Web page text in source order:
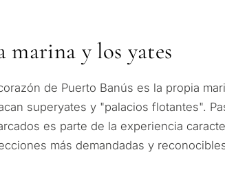
marina y los yates
de Puerto Banús es la propia
superyates y "palacios flotantes".
es parte de la experiencia
más demandadas y